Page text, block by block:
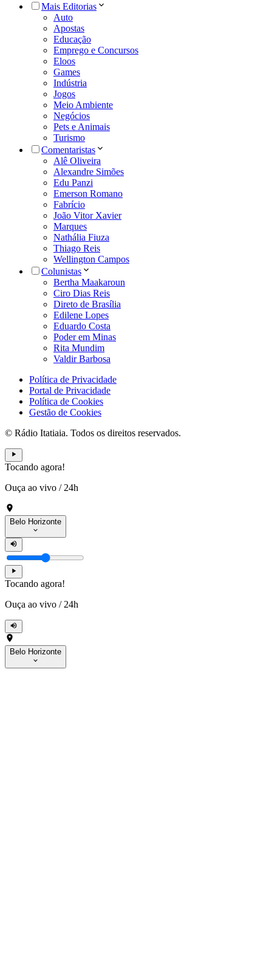
Mais Editorias
Auto
Apostas
Educação
Emprego e Concursos
Eloos
Games
Indústria
Jogos
Meio Ambiente
Negócios
Pets e Animais
Turismo
Comentaristas
Alê Oliveira
Alexandre Simões
Edu Panzi
Emerson Romano
Fabrício
João Vitor Xavier
Marques
Nathália Fiuza
Thiago Reis
Wellington Campos
Colunistas
Bertha Maakaroun
Ciro Dias Reis
Direto de Brasília
Edilene Lopes
Eduardo Costa
Poder em Minas
Rita Mundim
Valdir Barbosa
Política de Privacidade
Portal de Privacidade
Política de Cookies
Gestão de Cookies
© Rádio Itatiaia. Todos os direitos reservados.
Tocando agora!
Ouça ao vivo / 24h
Belo Horizonte
Tocando agora!
Ouça ao vivo / 24h
Belo Horizonte